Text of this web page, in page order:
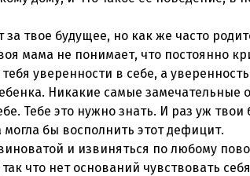
твое будущее, но как же часто
мама не понимает, что постоянно
уверенности в себе, а
Никакие самые замечательные
Тебе это нужно знать. И раз уж твои
бы восполнить этот дефицит.
и извиняться по любому
что нет оснований чувствовать